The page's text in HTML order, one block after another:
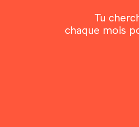
Tu
chaque mois